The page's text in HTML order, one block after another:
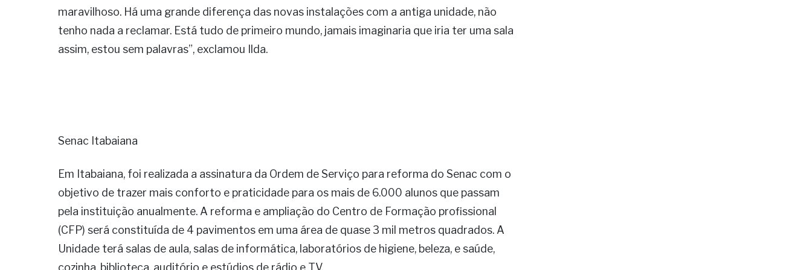
maravilhoso. Há uma grande diferença das novas instalações com a antiga unidade, não
tenho nada a reclamar. Está tudo de primeiro mundo, jamais imaginaria que iria ter uma sala
assim, estou sem palavras”, exclamou Ilda.
Senac Itabaiana
Em Itabaiana, foi realizada a assinatura da Ordem de Serviço para reforma do Senac com o
objetivo de trazer mais conforto e praticidade para os mais de 6.000 alunos que passam
pela instituição anualmente. A reforma e ampliação do Centro de Formação profissional
(CFP) será constituída de 4 pavimentos em uma área de quase 3 mil metros quadrados. A
Unidade terá salas de aula, salas de informática, laboratórios de higiene, beleza, e saúde,
cozinha, biblioteca, auditório e estúdios de rádio e TV.